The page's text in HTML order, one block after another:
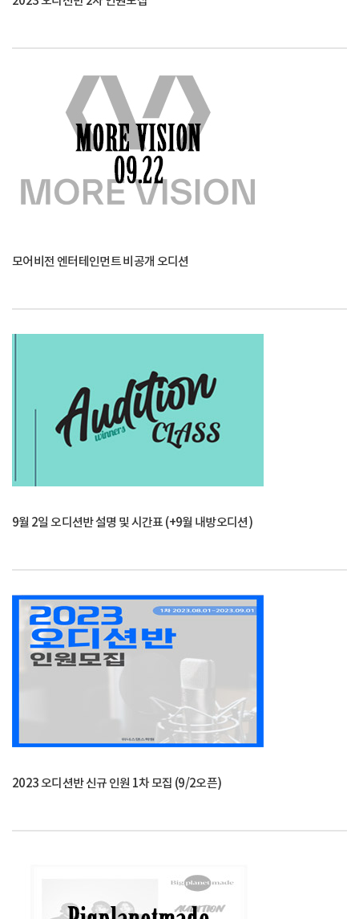
모어비전 엔터테인먼트 비공개 오디션
9월 2일 오디션반 설명 및 시간표 (+9월 내방오디션)
2023 오디션반 신규 인원 1차 모집 (9/2오픈)